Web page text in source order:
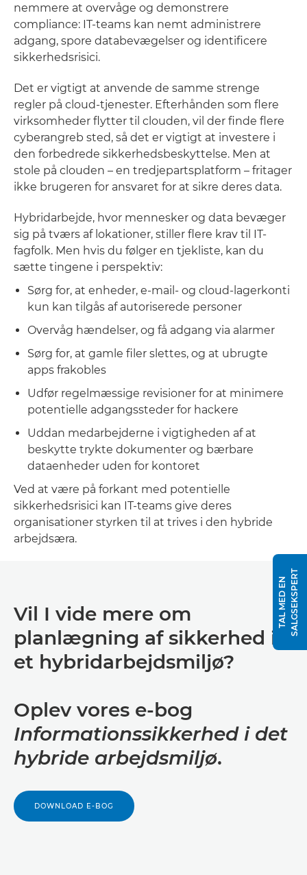
nemmere at overvåge og demonstrere
compliance: IT-teams kan nemt administrere
adgang, spore databevægelser og identificere
sikkerhedsrisici.
Det er vigtigt at anvende de samme strenge
regler på cloud-tjenester. Efterhånden som flere
virksomheder flytter til clouden, vil der finde flere
cyberangreb sted, så det er vigtigt at investere i
den forbedrede sikkerhedsbeskyttelse. Men at
stole på clouden – en tredjepartsplatform – fritager
ikke brugeren for ansvaret for at sikre deres data.
Hybridarbejde, hvor mennesker og data bevæger
sig på tværs af lokationer, stiller flere krav til IT-
fagfolk. Men hvis du følger en tjekliste, kan du
sætte tingene i perspektiv:
Sørg for, at enheder, e-mail- og cloud-lagerkonti
kun kan tilgås af autoriserede personer
Overvåg hændelser, og få adgang via alarmer
Sørg for, at gamle filer slettes, og at ubrugte
apps frakobles
Udfør regelmæssige revisioner for at minimere
potentielle adgangssteder for hackere
Uddan medarbejderne i vigtigheden af at
beskytte trykte dokumenter og bærbare
dataenheder uden for kontoret
Ved at være på forkant med potentielle
sikkerhedsrisici kan IT-teams give deres
organisationer styrken til at trives i den hybride
arbejdsæra.
Vil I vide mere om
planlægning af sikkerhed i
et hybridarbejdsmiljø?
Oplev vores e-bog
Informationssikkerhed i det
hybride arbejdsmiljø.
DOWNLOAD E-BOG
T
A
L
M
E
D
E
N
S
A
L
G
S
E
K
S
P
E
RT